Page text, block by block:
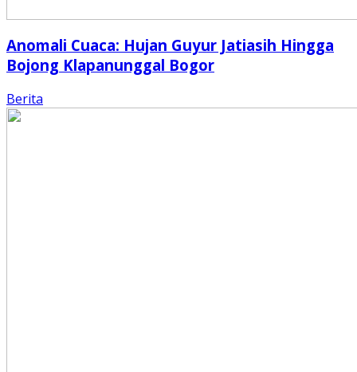
Anomali Cuaca: Hujan Guyur Jatiasih Hingga
Bojong Klapanunggal Bogor
Berita